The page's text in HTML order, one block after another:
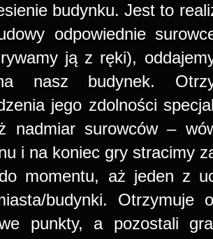
budynku. Jest to
odpowiednie
ją z ręki),
nasz budynek.
jego zdolności
nadmiar surowców –
i na koniec gry stracimy
momentu, aż jeden z
budynki. Otrzymuje
punkty, a pozostali